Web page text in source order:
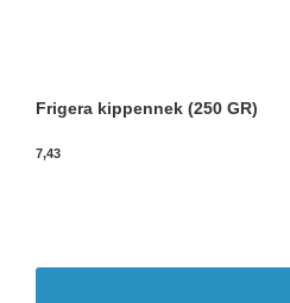
Frigera kippennek (250 GR)
7,43